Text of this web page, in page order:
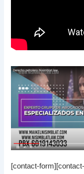
[contact-